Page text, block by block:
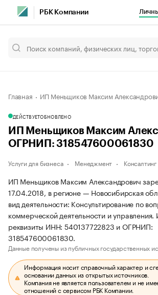
РБК Компании
Главная ИП Меньщиков Максим
ДЕЙСТВУЕТОБНОВЛЕНО
ИП Меньщиков Максим
ОГРНИП: 318547600061830
Услуги для бизнеса Менеджмент Консалтинг
ИП Меньщиков Максим Александрович
17.04.2018, в регионе — Новосибирская
вид деятельности: Консультирование по
коммерческой деятельности и
реквизиты ИНН: 540137722823 и ОГРНИП:
318547600061830.
Данные получены из публичных государственных
Информация носит справочный характер и
основании данных из открытых источников.
Компания не является пользователем и не
отношений с сервисом РБК Компании.